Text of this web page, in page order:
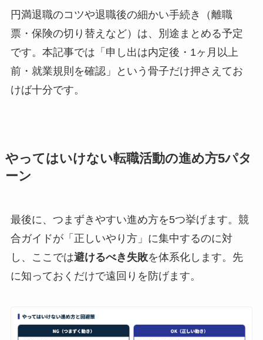
円満退職のコツや退職後の細かい手続き（離職
票・保険の切り替えなど）は、別途まとめる予定
です。本記事では「申し出は内定後・1ヶ月以上
前・就業規則を確認」という骨子だけ押さえてお
けば十分です。
やってはいけない転職活動の進め方5パタ
ーン
最後に、つまずきやすい進め方を5つ挙げます。競
合ガイドが「正しいやり方」に集中するのに対
し、ここでは避けるべき失敗を体系化します。先
に知っておくだけで遠回りを防げます。